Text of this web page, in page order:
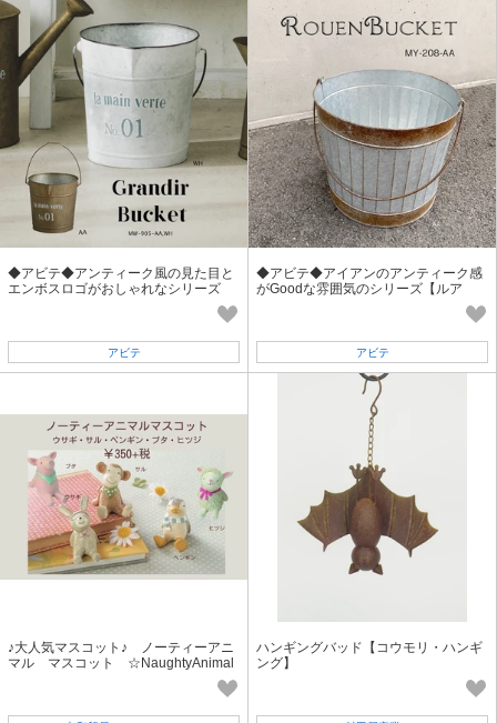
◆アビテ◆アンティーク風の見た目と
エンボスロゴがおしゃれなシリーズ
アビテ
◆アビテ◆アイアンのアンティーク感
がGoodな雰囲気のシリーズ【ルア
アビテ
♪大人気マスコット♪ ノーティーアニ
マル マスコット ☆NaughtyAnimal
ハンギングバッド【コウモリ・ハンギ
ング】